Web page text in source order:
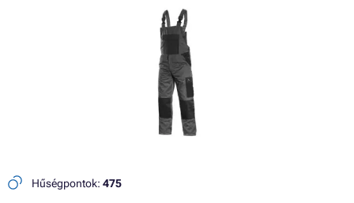
Hűségpontok: 475